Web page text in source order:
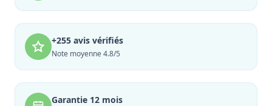
+255 avis vérifiés
Note moyenne 4.8/5
Garantie 12 mois